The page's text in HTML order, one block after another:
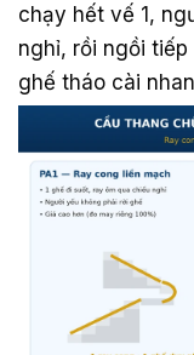
chạy hết vế 1,
nghỉ, rồi ngồi
ghế tháo cài